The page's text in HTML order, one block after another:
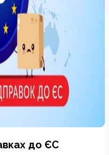
до ЄС